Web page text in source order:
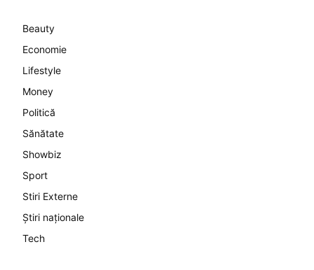
Beauty
Economie
Lifestyle
Money
Politică
Sănătate
Showbiz
Sport
Stiri Externe
Știri naționale
Tech